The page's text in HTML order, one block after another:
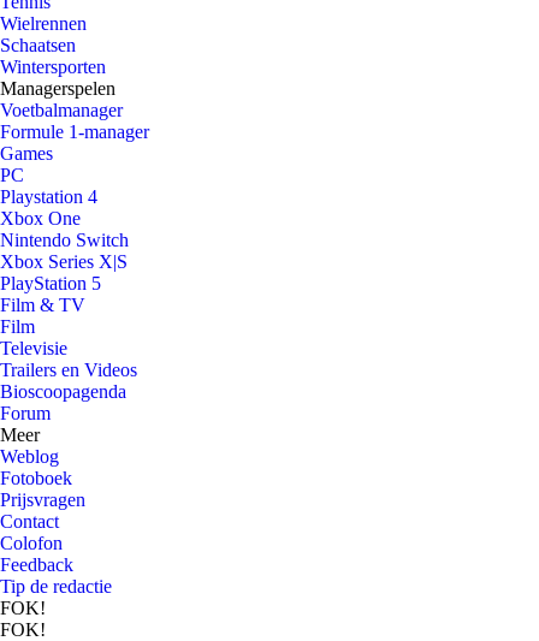
Wielrennen
Schaatsen
Wintersporten
Managerspelen
Voetbalmanager
Formule 1-manager
Games
PC
Playstation 4
Xbox One
Nintendo Switch
Xbox Series X|S
PlayStation 5
Film & TV
Film
Televisie
Trailers en Videos
Bioscoopagenda
Forum
Meer
Weblog
Fotoboek
Prijsvragen
Contact
Colofon
Feedback
Tip de redactie
FOK!
FOK!